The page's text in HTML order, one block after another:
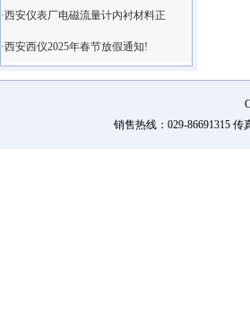
·西安仪表厂电磁流量计内衬材料正
·西安西仪2025年春节放假通知!
销售热线：029-86691315 传